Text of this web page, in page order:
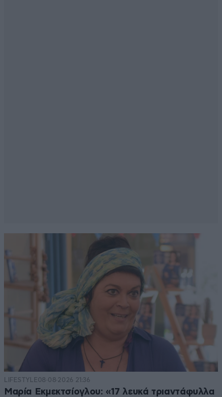
LIFESTYLE08·08·2026 21:36
Μαρία Εκμεκτσίογλου: «17 λευκά τριαντάφυλλα